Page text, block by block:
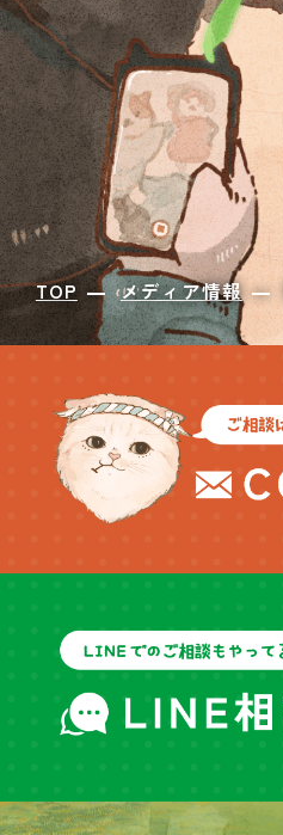
TOP メディア情報